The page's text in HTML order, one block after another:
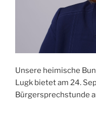
Unsere heimische
Lugk bietet am 24.
Bürgersprechstunde